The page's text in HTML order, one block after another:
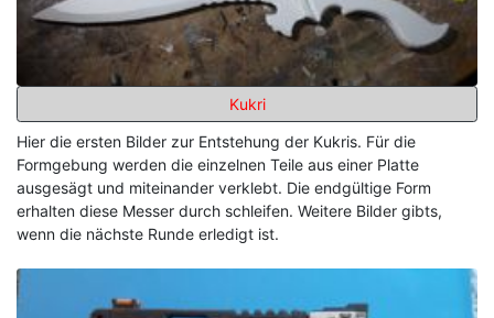
Kukri
Hier die ersten Bilder zur Entstehung der Kukris. Für die
Formgebung werden die einzelnen Teile aus einer Platte
ausgesägt und miteinander verklebt. Die endgültige Form
erhalten diese Messer durch schleifen. Weitere Bilder gibts,
wenn die nächste Runde erledigt ist.